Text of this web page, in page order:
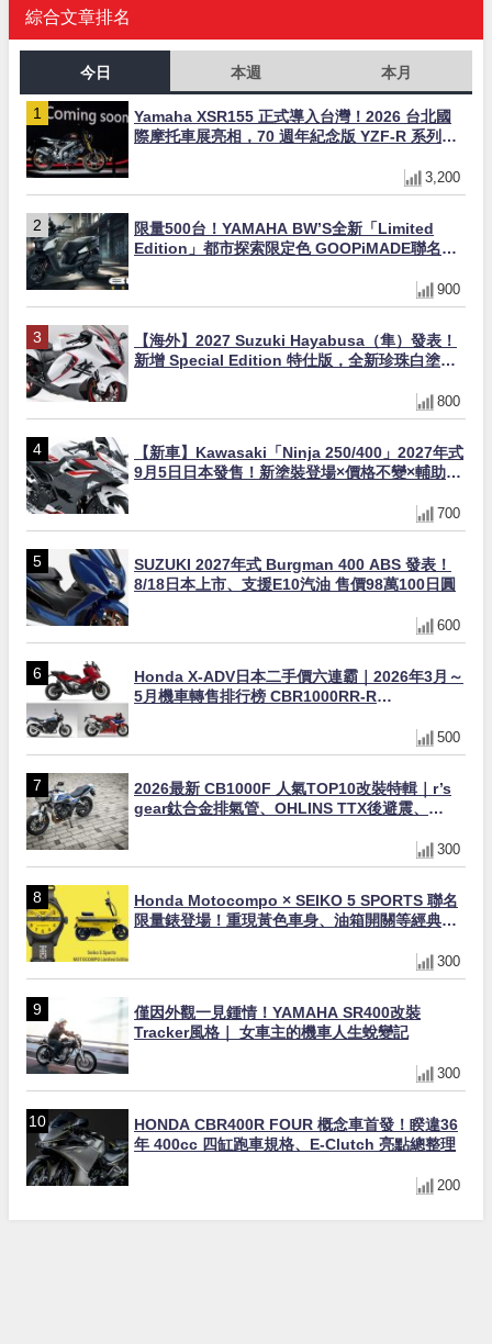
綜合文章排名
今日 本週 本月
Yamaha XSR155 正式導入台灣！2026 台北國
際摩托車展亮相，70 週年紀念版 YZF-R 系列限
3,200
限量500台！YAMAHA BW’S全新「Limited
Edition」都市探索限定色 GOOPiMADE聯名包
900
【海外】2027 Suzuki Hayabusa（隼）發表！
新增 Special Edition 特仕版，全新珍珠白塗裝
800
【新車】Kawasaki「Ninja 250/400」2027年式
9月5日日本發售！新塗裝登場×價格不變×輔助滑
700
SUZUKI 2027年式 Burgman 400 ABS 發表！
8/18日本上市、支援E10汽油 售價98萬100日圓
600
Honda X-ADV日本二手價六連霸｜2026年3月～
5月機車轉售排行榜 CBR1000RR-R
500
2026最新 CB1000F 人氣TOP10改裝特輯｜r’s
gear鈦合金排氣管、OHLINS TTX後避震、
300
Honda Motocompo × SEIKO 5 SPORTS 聯名
限量錶登場！重現黃色車身、油箱開關等經典設
300
僅因外觀一見鍾情！YAMAHA SR400改裝
Tracker風格｜ 女車主的機車人生蛻變記
300
HONDA CBR400R FOUR 概念車首發！睽違36
年 400cc 四缸跑車規格、E-Clutch 亮點總整理
200